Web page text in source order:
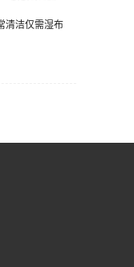
清洁仅需湿布